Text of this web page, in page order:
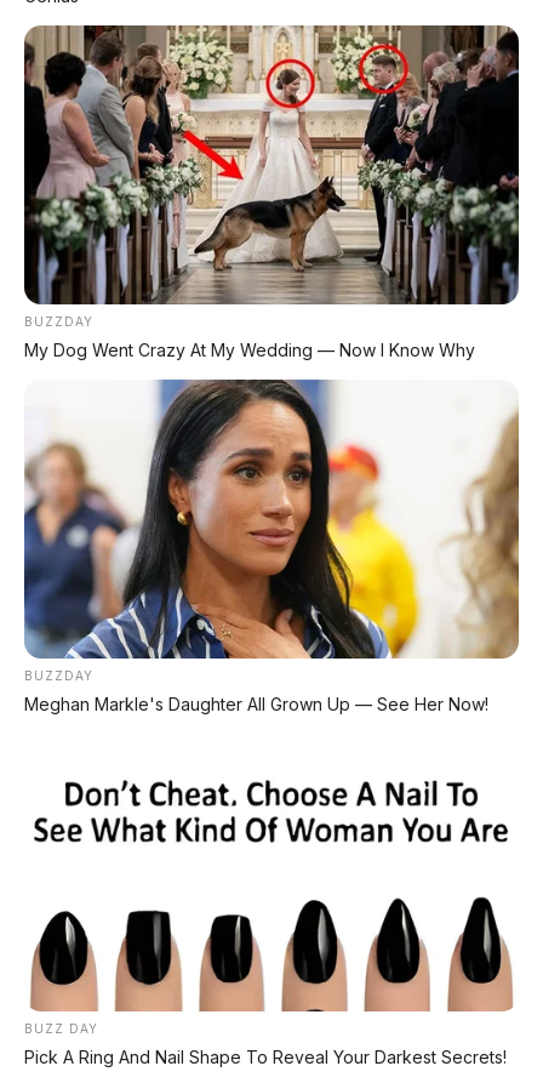
saya. Sapa aja, kita ngopi bareng sambil
ngobrolin mobil.
Baca juga artikel menarik lainnya:
🚗 Review Mobil:Mengupas Tuntas Daihatsu Rocky
Hybrid
🏍️ Motor Terbaru:Akhirnya Rilis! Honda Vario GT
160 2026
Baterai Monster 726 KM Chery Exeed EX7
Bagikan:
Postingan Terkait
Suzuki Wagon R GL 1.0 AT
BUZZDAY
My Dog Went Crazy At My Wedding — Now I Know Why
BUZZDAY
Meghan Markle's Daughter All Grown Up — See Her Now!
BUZZ DAY
Pick A Ring And Nail Shape To Reveal Your Darkest Secrets!